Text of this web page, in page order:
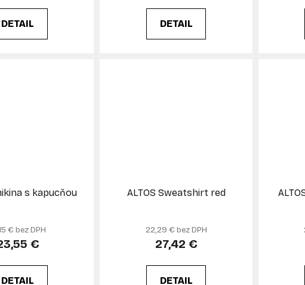
DETAIL DETAIL
s kapucňou
€ bez DPH
€
DETAIL
ALTOS Sweatshirt red
22,29 € bez DPH
27,42 €
DETAIL